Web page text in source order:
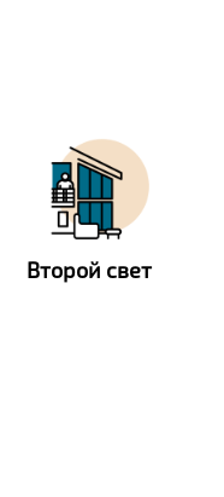
Второй свет